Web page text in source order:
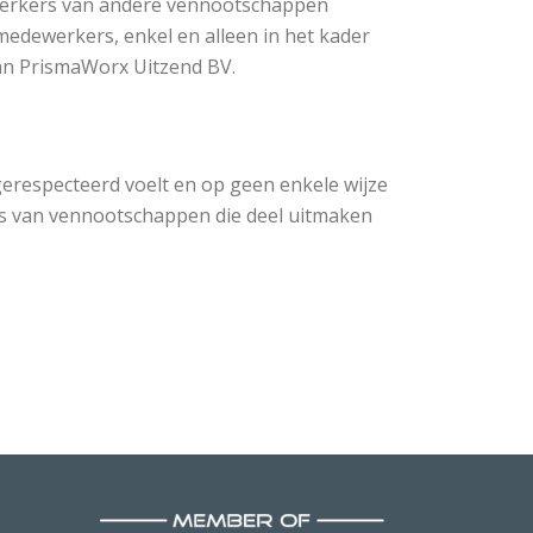
enkel en alleen in het kader
PrismaWorx Uitzend BV.
voelt en op geen enkele wijze
vennootschappen die deel uitmaken